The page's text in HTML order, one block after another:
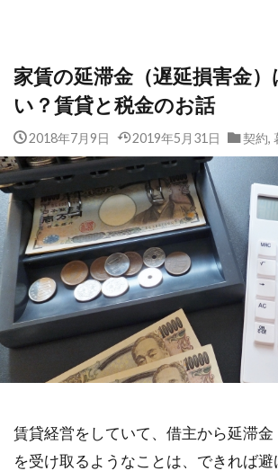
家賃の延滞金（遅延損害金）
い？賃貸と税金のお話
2018年7月9日 2019年5月31日 契約,
賃貸経営をしていて、借主から延滞金
を受け取るようなことは、できれば